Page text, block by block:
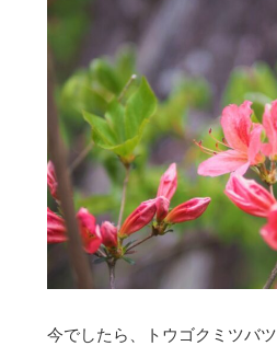
今でしたら、トウゴクミツバ